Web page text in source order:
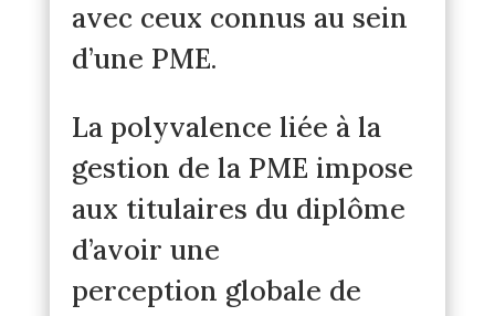
avec ceux connus au sein
d’une PME.
La polyvalence liée à la
gestion de la PME impose
aux titulaires du diplôme
d’avoir une
perception globale de